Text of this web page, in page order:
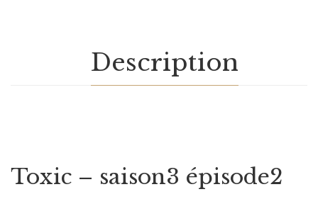
Description
Toxic – saison3 épisode2